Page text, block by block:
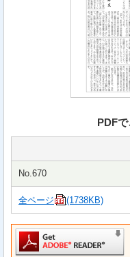
PDF
No.670
全ページ (1738KB)